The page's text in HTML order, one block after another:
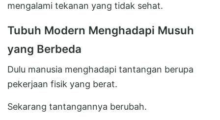
mengalami tekanan yang tidak sehat.
Tubuh Modern Menghadapi Musuh
yang Berbeda
Dulu manusia menghadapi tantangan berupa
pekerjaan fisik yang berat.
Sekarang tantangannya berubah.